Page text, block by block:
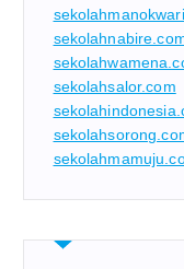
sekolahsalor.com